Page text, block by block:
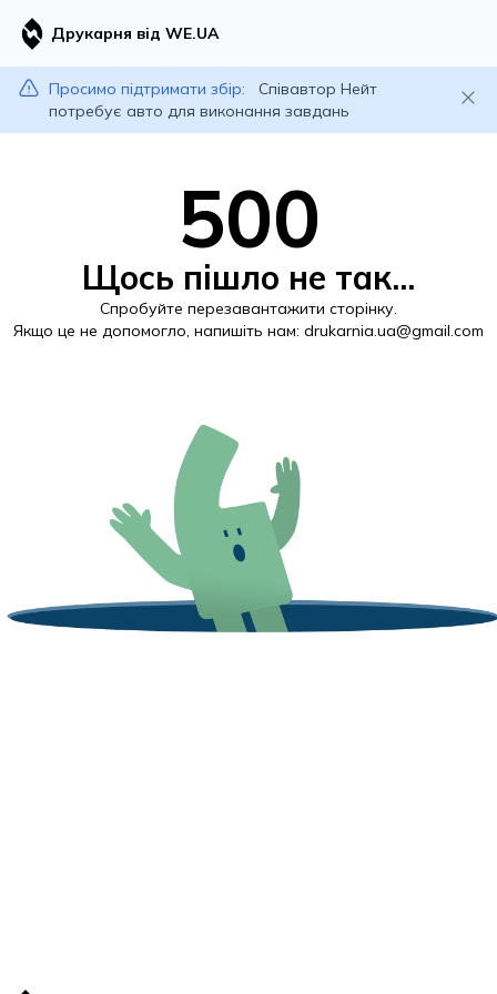
Друкарня від WE.UA
Просимо підтримати збір:
Співавтор Нейт
потребує авто для виконання завдань
500
Щось пішло не так...
Спробуйте перезавантажити сторінку.
Якщо це не допомогло, напишіть нам: drukarnia.ua@gmail.com